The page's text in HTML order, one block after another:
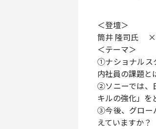
＜登壇＞
筒井 隆司氏 ×
＜テーマ＞
①ナショナルス
内社員の課題と
②ソニーでは、
キルの強化」を
③今後、グロー
えていますか？